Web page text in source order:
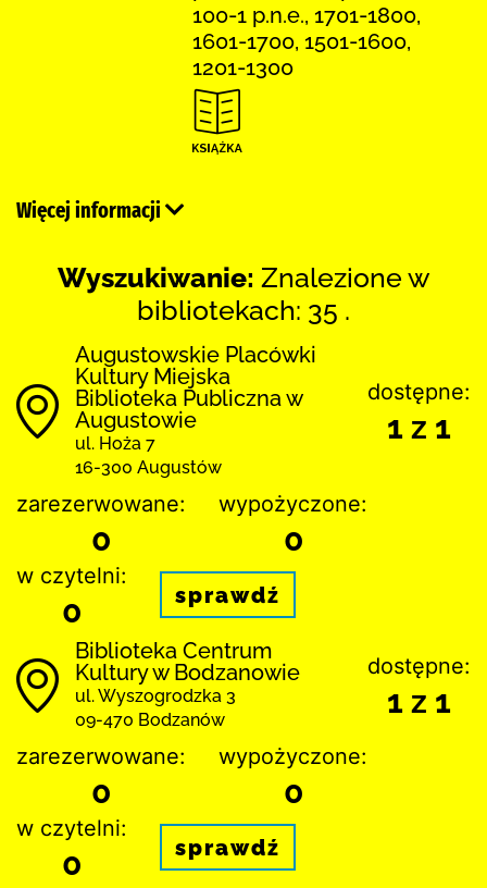
100-1 p.n.e., 1701-1800,
1601-1700, 1501-1600,
1201-1300
Więcej informacji
Wyszukiwanie: Znalezione w
bibliotekach: 35 .
Augustowskie Placówki
Kultury Miejska
Biblioteka Publiczna w
Augustowie
ul. Hoża 7
16-300 Augustów
dostępne:
1 z 1
zarezerwowane:
0
wypożyczone:
0
w czytelni:
0 sprawdź
Biblioteka Centrum
Kultury w Bodzanowie
ul. Wyszogrodzka 3
09-470 Bodzanów
dostępne:
1 z 1
zarezerwowane:
0
wypożyczone:
0
w czytelni:
0 sprawdź